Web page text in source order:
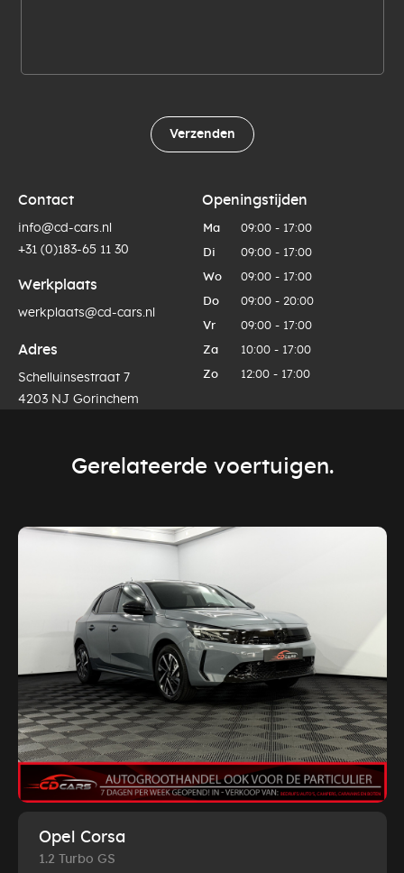
Verzenden
Contact
info@cd-cars.nl
+31 (0)183-65 11 30
Werkplaats
werkplaats@cd-cars.nl
Adres
Schelluinsestraat 7
4203 NJ Gorinchem
Openingstijden
Ma 09:00 - 17:00
Di 09:00 - 17:00
Wo 09:00 - 17:00
Do 09:00 - 20:00
Vr 09:00 - 17:00
Za 10:00 - 17:00
Zo 12:00 - 17:00
Gerelateerde voertuigen.
Opel Corsa
1.2 Turbo GS